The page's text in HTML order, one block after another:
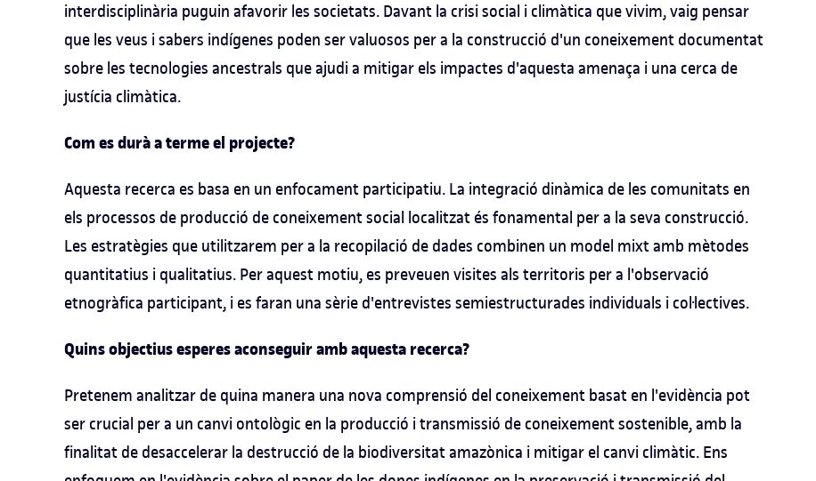
interdisciplinària puguin afavorir les societats. Davant la crisi social i climàtica que vivim, vaig pensar
que les veus i sabers indígenes poden ser valuosos per a la construcció d'un coneixement documentat
sobre les tecnologies ancestrals que ajudi a mitigar els impactes d'aquesta amenaça i una cerca de
justícia climàtica.
Com es durà a terme el projecte?
Aquesta recerca es basa en un enfocament participatiu. La integració dinàmica de les comunitats en
els processos de producció de coneixement social localitzat és fonamental per a la seva construcció.
Les estratègies que utilitzarem per a la recopilació de dades combinen un model mixt amb mètodes
quantitatius i qualitatius. Per aquest motiu, es preveuen visites als territoris per a l'observació
etnogràfica participant, i es faran una sèrie d'entrevistes semiestructurades individuals i col·lectives.
Quins objectius esperes aconseguir amb aquesta recerca?
Pretenem analitzar de quina manera una nova comprensió del coneixement basat en l'evidència pot
ser crucial per a un canvi ontològic en la producció i transmissió de coneixement sostenible, amb la
finalitat de desaccelerar la destrucció de la biodiversitat amazònica i mitigar el canvi climàtic. Ens